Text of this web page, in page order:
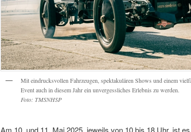
Mit eindrucksvollen Fahrzeugen, spektakulären Shows und einem
Event auch in diesem Jahr ein unvergessliches Erlebnis zu werden.
Foto: TMSNHSP
Am 10. und 11. Mai 2025, jeweils von 10 bis 18 Uhr, ist